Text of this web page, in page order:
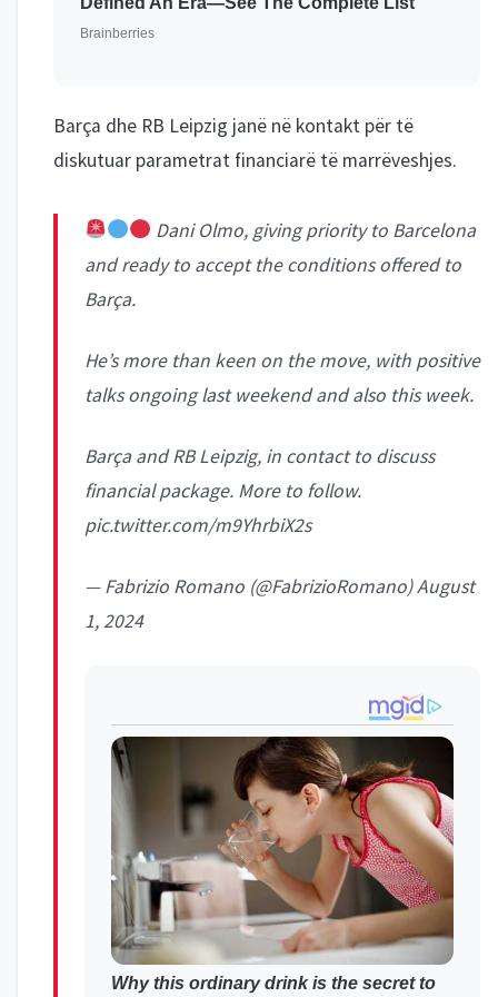
Barça dhe RB Leipzig janë në kontakt për të
diskutuar parametrat financiarë të marrëveshjes.
Dani Olmo, giving priority to Barcelona
and ready to accept the conditions offered to
Barça.
He’s more than keen on the move, with positive
talks ongoing last weekend and also this week.
Barça and RB Leipzig, in contact to discuss
financial package. More to follow.
pic.twitter.com/m9YhrbiX2s
— Fabrizio Romano (@FabrizioRomano)August
1, 2024